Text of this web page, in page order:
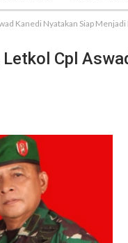
Kanedi Nyatakan Siap
Cpl